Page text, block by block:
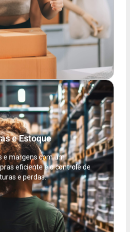
e Estoque
e margens com um
eficiente e o controle de
e perdas.